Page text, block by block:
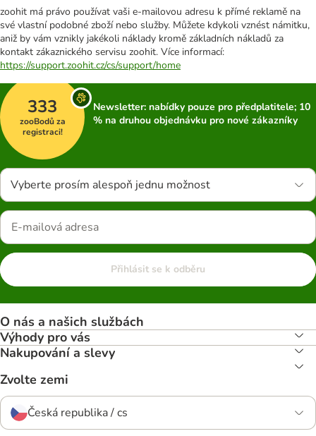
zoohit má právo používat vaši e-mailovou adresu k přímé reklamě na
své vlastní podobné zboží nebo služby. Můžete kdykoli vznést námitku,
aniž by vám vznikly jakékoli náklady kromě základních nákladů za
kontakt zákaznického servisu zoohit. Více informací:
https://support.zoohit.cz/cs/support/home
333
zooBodů za
registraci!
Newsletter: nabídky pouze pro předplatitele; 10
% na druhou objednávku pro nové zákazníky
Vyberte prosím alespoň jednu možnost
Přihlásit se k odběru
O nás a našich službách
Výhody pro vás
Nakupování a slevy
Zvolte zemi
Česká republika / cs